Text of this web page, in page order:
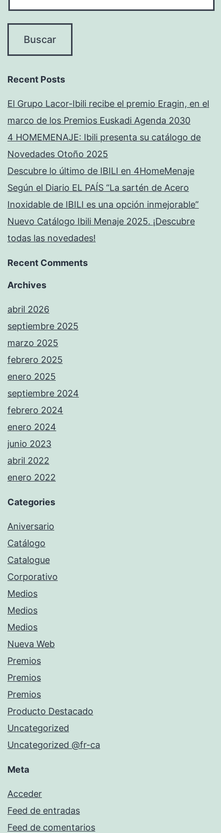
Recent Posts
El Grupo Lacor-Ibili recibe el premio Eragin, en el
marco de los Premios Euskadi Agenda 2030
4 HOMEMENAJE: Ibili presenta su catálogo de
Novedades Otoño 2025
Descubre lo último de IBILI en 4HomeMenaje
Según el Diario EL PAÍS “La sartén de Acero
Inoxidable de IBILI es una opción inmejorable”
Nuevo Catálogo Ibili Menaje 2025. ¡Descubre
todas las novedades!
Recent Comments
Archives
abril 2026
septiembre 2025
marzo 2025
febrero 2025
enero 2025
septiembre 2024
febrero 2024
enero 2024
junio 2023
abril 2022
enero 2022
Categories
Aniversario
Catálogo
Catalogue
Corporativo
Medios
Medios
Medios
Nueva Web
Premios
Premios
Premios
Producto Destacado
Uncategorized
Uncategorized @fr-ca
Meta
Acceder
Feed de entradas
Feed de comentarios